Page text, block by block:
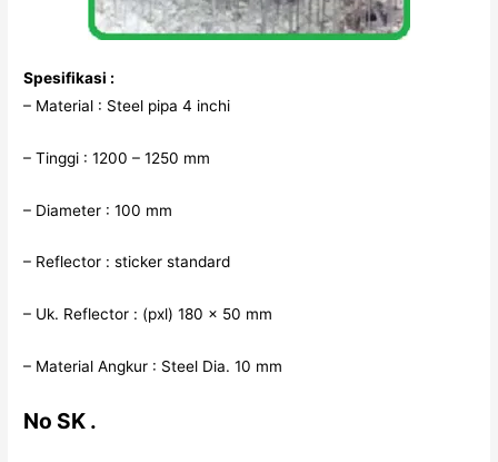
Spesifikasi :
– Material : Steel pipa 4 inchi
– Tinggi : 1200 – 1250 mm
– Diameter : 100 mm
– Reflector : sticker standard
– Uk. Reflector : (pxl) 180 x 50 mm
– Material Angkur : Steel Dia. 10 mm
No SK .